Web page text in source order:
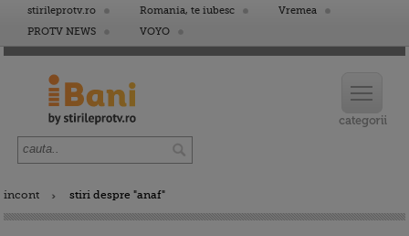
stirileprotv.ro Romania, te iubesc
Vremea
PROTV NEWS
VOYO
incont stiri despre "anaf"